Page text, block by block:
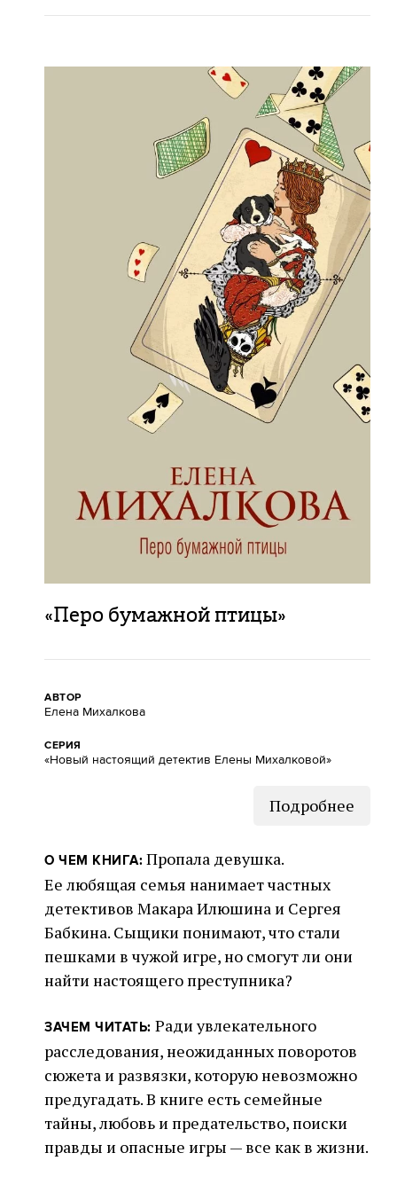
«Перо бумажной птицы»
АВТОР
Елена Михалкова
СЕРИЯ
«Новый настоящий детектив Елены Михалковой»
Подробнее
О ЧЕМ КНИГА: Пропала девушка.
Ее любящая семья нанимает частных
детективов Макара Илюшина и Сергея
Бабкина. Сыщики понимают, что стали
пешками в чужой игре, но смогут ли они
найти настоящего преступника?
ЗАЧЕМ ЧИТАТЬ: Ради увлекательного
расследования, неожиданных поворотов
сюжета и развязки, которую невозможно
предугадать. В книге есть семейные
тайны, любовь и предательство, поиски
правды и опасные игры — все как в жизни.